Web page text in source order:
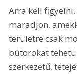
Arra kell
maradjon,
területre csak
bútorokat
szerkezetű,